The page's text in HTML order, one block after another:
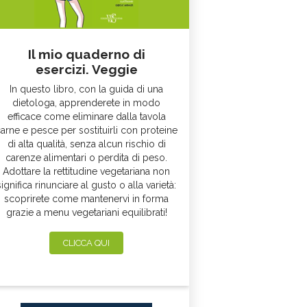
Il mio quaderno di
esercizi. Veggie
In questo libro, con la guida di una
dietologa, apprenderete in modo
efficace come eliminare dalla tavola
e pesce per sostituirli con proteine
di alta qualità, senza alcun rischio di
carenze alimentari o perdita di peso.
Adottare la rettitudine vegetariana non
rinunciare al gusto o alla varietà:
scoprirete come mantenervi in forma
grazie a menu vegetariani equilibrati!
CLICCA QUI